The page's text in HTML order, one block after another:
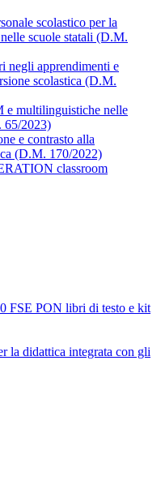
scolastico per la
scuole statali (D.M.
negli apprendimenti e
scolastica (D.M.
e multilinguistiche nelle
65/2023)
e contrasto alla
(D.M. 170/2022)
classroom
FSE PON libri di testo e kit
la didattica integrata con gli